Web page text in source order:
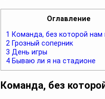
Оглавление
1 Команда, без которой нам
2 Грозный соперник
3 День игры
4 Бываю ли я на стадионе
Команда, без